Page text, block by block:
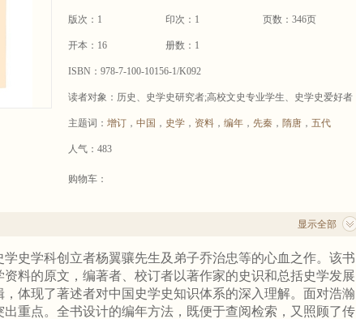
版次：1 印次：1 页数：346页
开本：16 册数：1
ISBN：978-7-100-10156-1/K092
读者对象：历史、史学史研究者;高校文史专业学生、史学史爱好者
主题词： 增订 ， 中国 ， 史学 ， 资料 ， 编年 ， 先秦 ， 隋唐 ， 五代
人气：483
购物车：
显示全部
史学科创立者杨翼骧先生及弟子乔治忠等的心血之作。该书
料的原文，编著者、校订者以著作家的史识和总括史学发展
，体现了著述者对中国史学史知识体系的深入理解。面对浩瀚
出重点。全书设计的编年方法，既便于查阅检索，又照顾了传